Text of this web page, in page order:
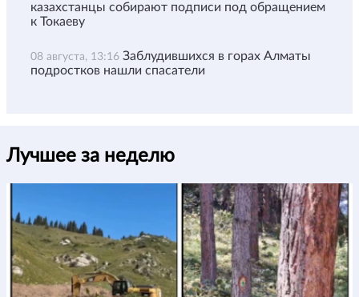
казахстанцы собирают подписи под обращением
к Токаеву
08 августа, 13:16 Заблудившихся в горах Алматы
подростков нашли спасатели
Лучшее за неделю